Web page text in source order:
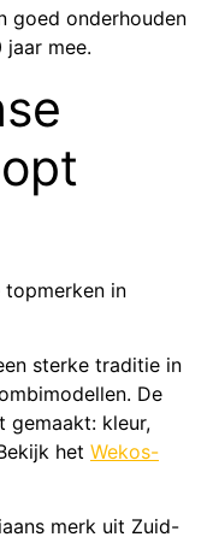
goed onderhouden
mee.
topmerken in
sterke traditie in
De
gemaakt: kleur,
het Wekos-
merk uit Zuid-